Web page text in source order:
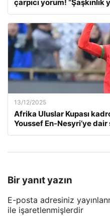
çarpıcı yorum! “Şaşkınlık
13/12/2025
Afrika Uluslar Kupası
Youssef En-Nesyri’ye
Bir yanıt yazın
E-posta adresiniz
ile işaretlenmişlerdir